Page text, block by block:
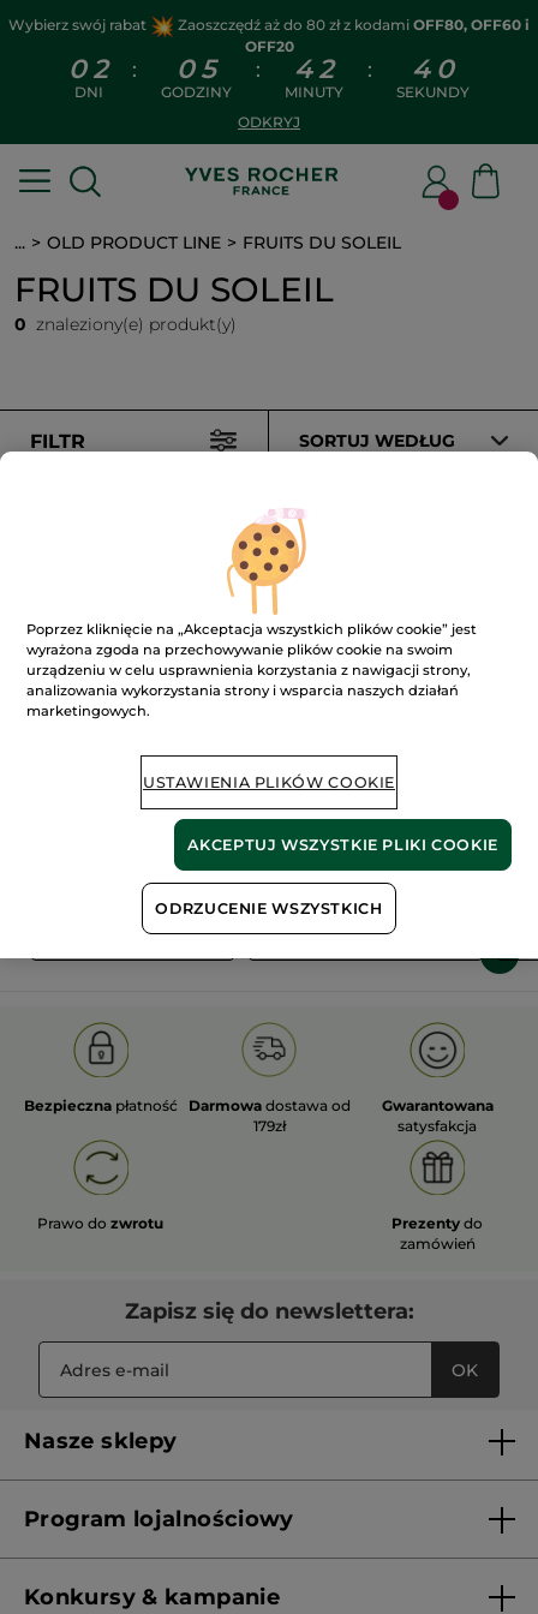
Wybierz swój rabat Zaoszczędź aż do 80 zł z kodami OFF80, OFF60 i
OFF20
0 2
DNI
: 0 5
GODZINY
: 4 2
MINUTY
: 4 0
SEKUNDY
ODKRYJ
... OLD PRODUCT LINE FRUITS DU SOLEIL
FRUITS DU SOLEIL
0 znaleziony(e) produkt(y)
FILTR SORTUJ WEDŁUG
roślinne
pól organicznych
Pokaż więcej
OLD PRODUCT LINE LES DEODORANTS NAT.
Bezpieczna płatność Darmowa dostawa od
179zł
Gwarantowana
satysfakcja
Prawo dozwrotu Prezenty do
zamówień
Zapisz się do newslettera:
OK
Nasze sklepy
Franczyza
Program lojalnościowy
Konkursy & kampanie
Poprzez kliknięcie na „Akceptacja wszystkich plików cookie” jest
wyrażona zgoda na przechowywanie plików cookie na swoim
urządzeniu w celu usprawnienia korzystania z nawigacji strony,
analizowania wykorzystania strony i wsparcia naszych działań
marketingowych.
USTAWIENIA PLIKÓW COOKIE
ODRZUCENIE WSZYSTKICH
AKCEPTUJ WSZYSTKIE PLIKI COOKIE